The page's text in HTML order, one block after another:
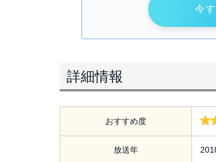
今
詳細情報
おすすめ度
放送年